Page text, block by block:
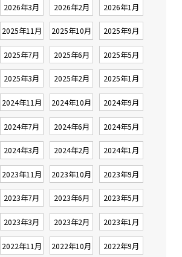
2026年3月 2026年2月 2026年1月
2025年11月 2025年10月 2025年9月
2025年7月 2025年6月 2025年5月
2025年3月 2025年2月 2025年1月
2024年11月 2024年10月 2024年9月
2024年7月 2024年6月 2024年5月
2024年3月 2024年2月 2024年1月
2023年11月 2023年10月 2023年9月
2023年7月 2023年6月 2023年5月
2023年3月 2023年2月 2023年1月
2022年11月 2022年10月 2022年9月